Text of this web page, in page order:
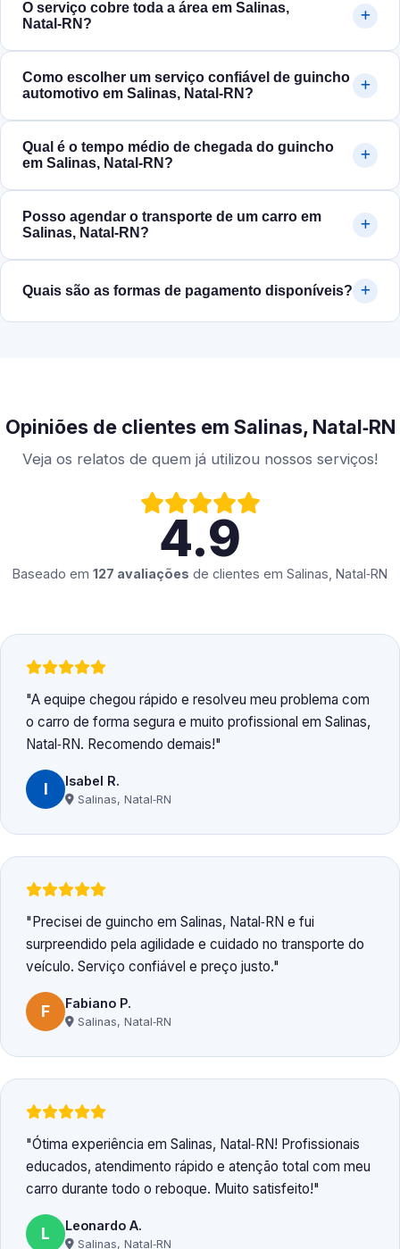
O serviço cobre toda a área em Salinas,
Natal‑RN?
Como escolher um serviço confiável de guincho
automotivo em Salinas, Natal‑RN?
Qual é o tempo médio de chegada do guincho
em Salinas, Natal‑RN?
Posso agendar o transporte de um carro em
Salinas, Natal‑RN?
Quais são as formas de pagamento disponíveis?
Opiniões de clientes em Salinas, Natal‑RN
Veja os relatos de quem já utilizou nossos serviços!
4.9
Baseado em 127 avaliações de clientes em Salinas, Natal‑RN
A equipe chegou rápido e resolveu meu problema com
o carro de forma segura e muito profissional em Salinas,
Natal‑RN. Recomendo demais!
I Isabel R.
Salinas, Natal‑RN
Precisei de guincho em Salinas, Natal‑RN e fui
surpreendido pela agilidade e cuidado no transporte do
veículo. Serviço confiável e preço justo.
F Fabiano P.
Salinas, Natal‑RN
Ótima experiência em Salinas, Natal‑RN! Profissionais
educados, atendimento rápido e atenção total com meu
carro durante todo o reboque. Muito satisfeito!
L Leonardo A.
Salinas, Natal‑RN